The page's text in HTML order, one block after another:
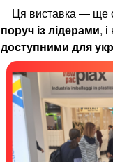
Ця виставка — ще
поруч із лідерами,
доступними для